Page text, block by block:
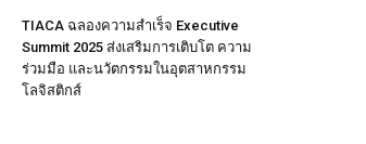
TIACA ฉลองความสำเร็จ Executive
Summit 2025 ส่งเสริมการเติบโต ความ
ร่วมมือ และนวัตกรรมในอุตสาหกรรม
โลจิสติกส์